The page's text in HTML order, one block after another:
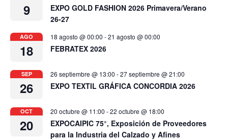
9
EXPO GOLD FASHION 2026 Primavera/Verano
26-27
AGO
18
18 agosto @ 00:00 -21 agosto @ 00:00
FEBRATEX 2026
SEP
26
26 septiembre @ 13:00 -27 septiembre @ 21:00
EXPO TEXTIL GRÁFICA CONCORDIA 2026
OCT
20
20 octubre @ 11:00 -22 octubre @ 18:00
EXPOCAIPIC 75°, Exposición de Proveedores
para la Industria del Calzado y Afines